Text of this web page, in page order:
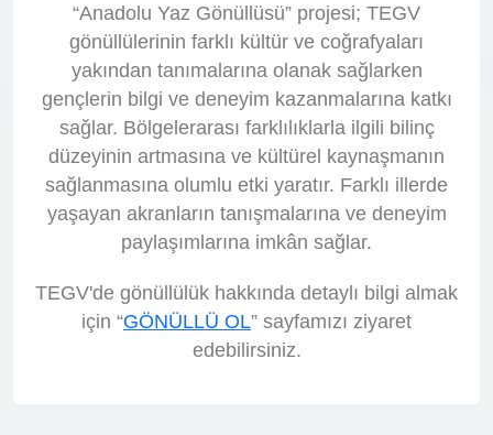
“Anadolu Yaz Gönüllüsü” projesi; TEGV
gönüllülerinin farklı kültür ve coğrafyaları
yakından tanımalarına olanak sağlarken
gençlerin bilgi ve deneyim kazanmalarına katkı
sağlar. Bölgelerarası farklılıklarla ilgili bilinç
düzeyinin artmasına ve kültürel kaynaşmanın
sağlanmasına olumlu etki yaratır. Farklı illerde
yaşayan akranların tanışmalarına ve deneyim
paylaşımlarına imkân sağlar.
TEGV'de gönüllülük hakkında detaylı bilgi almak
için “GÖNÜLLÜ OL” sayfamızı ziyaret
edebilirsiniz.